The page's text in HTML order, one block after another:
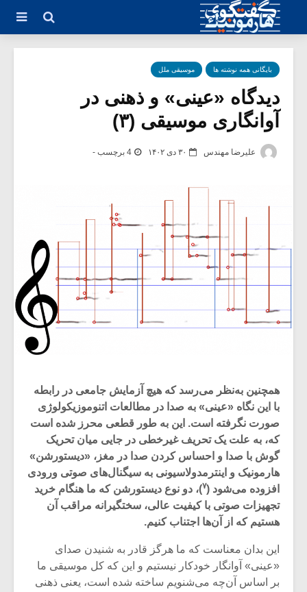
بایگانی همه نوشته ها موسیقی ملل
دیدگاه «عینی» و ذهنی در
آوانگاری موسیقی (۳)
علیرضا مهندس ۳۰ دی ۱۴۰۲ 4 برچسب -
همچنین به‌نظر می‌رسد که هیچ آزمایش جامعی در رابطه
با این نگاه «عینی» به صدا در مطالعات اتنوموزیکولوژی
صورت نگرفته است. این به طور قطعی محرز شده است
که، به علت یک تحریف غیرخطی در جایی میان تحریک
گوش با صدا و احساس کردن صدا در مغز، «دیستورشن»
هارمونیک و اینترمدولاسیونی به سیگنال‌های صوتی ورودی
افزوده می‌شود (۷)، دو نوع دیستورشن‌ که ما هنگام خرید
تجهیزات صوتی با کیفیت عالی، سختگیرانه مراقب آن
هستیم که از آن‌ها اجتناب کنیم.
این بدان معناست که ما هرگز قادر به شنیدن صدای
«عینی» آوانگار خودکار نیستیم و این که کل موسیقی ما
بر اساس آن‌چه می‌شنویم ساخته شده است، یعنی ذهنی